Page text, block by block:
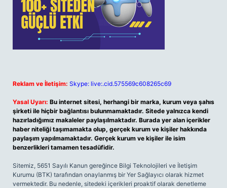
Reklam ve İletişim: Skype: live:.cid.575569c608265c69
Yasal Uyarı: Bu internet sitesi, herhangi bir marka, kurum veya şahıs
şirketi ile hiçbir bağlantısı bulunmamaktadır. Sitede yalnızca kendi
hazırladığımız makaleler paylaşılmaktadır. Burada yer alan içerikler
haber niteliği taşımamakta olup, gerçek kurum ve kişiler hakkında
paylaşım yapılmamaktadır. Gerçek kurum ve kişiler ile isim
benzerlikleri tamamen tesadüfidir.
Sitemiz, 5651 Sayılı Kanun gereğince Bilgi Teknolojileri ve İletişim
Kurumu (BTK) tarafından onaylanmış bir Yer Sağlayıcı olarak hizmet
vermektedir. Bu nedenle, sitedeki içerikleri proaktif olarak denetleme